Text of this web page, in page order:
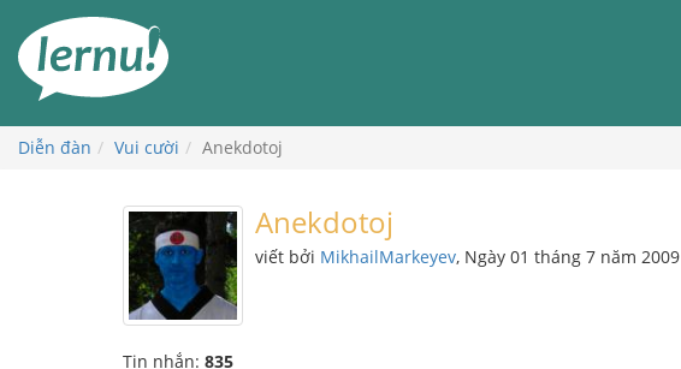
đến
phần
dung
Diễn đàn Vui cười Anekdotoj
Anekdotoj
viết bởi MikhailMarkeyev, Ngày 01 tháng 7 năm 2009
Tin nhắn: 835